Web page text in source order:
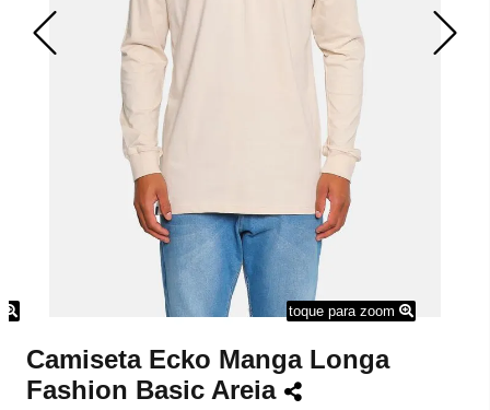
toque para zoom
Camiseta Ecko Manga Longa
Fashion Basic Areia